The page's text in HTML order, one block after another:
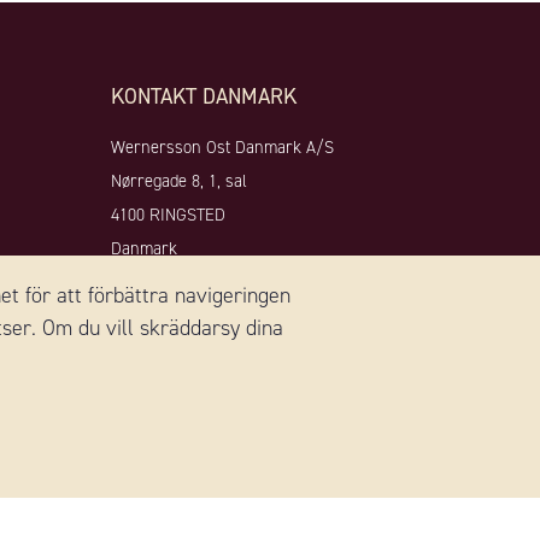
för att förbättra navigeringen
Om du vill skräddarsy dina
KONTAKT DANMARK
Wernersson Ost Danmark A/S
Nørregade 8, 1, sal
4100 RINGSTED
Danmark
+45 59 18 50 90
Email:info@we-to.dk